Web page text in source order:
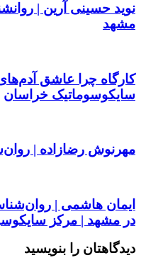
نوید حسینی آرین |
مشهد
کارگاه چرا عاشق
سایکوسوماتیک خراسان
مهرنوش رضازاده |
ایمان هاشمی |
در مشهد | مرکز
دیدگاهتان را بنویسید